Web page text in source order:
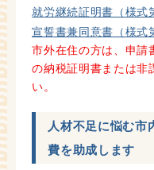
就労継続証明書（様式
宣誓書兼同意書（様式
市外在住の方は、申請
の納税証明書または非
い。
人材不足に悩む市
費を助成します